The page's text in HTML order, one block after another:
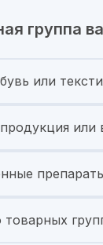
группа
или
или
товарных